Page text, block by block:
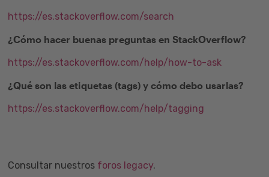
https://es.stackoverflow.com/search
¿Cómo hacer buenas preguntas en StackOverflow?
https://es.stackoverflow.com/help/how-to-ask
¿Qué son las etiquetas (tags) y cómo debo usarlas?
https://es.stackoverflow.com/help/tagging
Consultar nuestros foros legacy.